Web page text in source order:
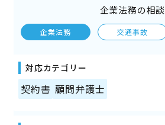
企業法務の相談
企業法務 交通事故
対応カテゴリー
契約書 顧問弁護士